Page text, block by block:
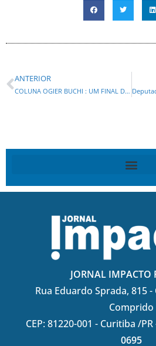
ANTERIOR
COLUNA OGIER BUCHI : UM FINAL DE GOVERNO OU UM GOVERNO QUE NÃO INICIOU?
JORNAL IMPACTO
Rua Eduardo Sprada, 815 -
Comprido
CEP: 81220-001 - Curitiba /PR
0695